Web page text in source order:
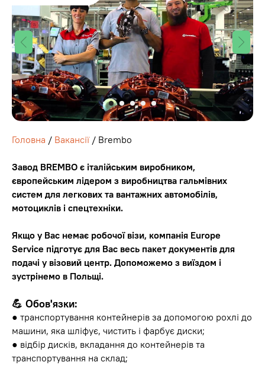
Головна / Вакансії/ Brembo
Завод BREMBO є італійським виробником,
європейським лідером з виробництва гальмівних
систем для легкових та вантажних автомобілів,
мотоциклів і спецтехніки.
Якщо у Вас немає робочої візи, компанія Europe
Service підготує для Вас весь пакет документів для
подачі у візовий центр. Допоможемо з виїздом і
зустрінемо в Польщі.
💪 Обов'язки:
● транспортування контейнерів за допомогою рохлі до
машини, яка шліфує, чистить і фарбує диски;
● відбір дисків, вкладання до контейнерів та
транспортування на склад;